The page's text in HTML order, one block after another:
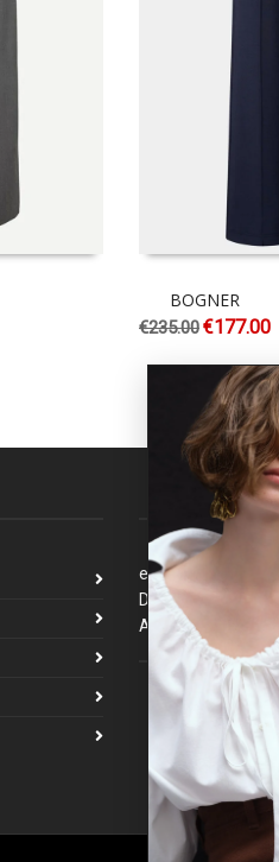
BOGNER
€235.00€177.00
Klientų
Darbo laikas: I-V
Atsakymas per 1-
Mus